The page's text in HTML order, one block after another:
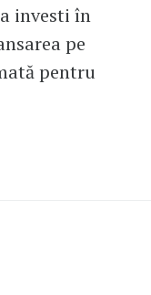
investi în
pe
pentru